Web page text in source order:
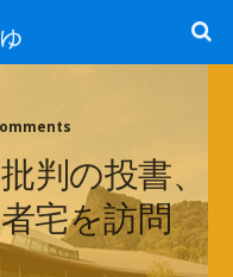
判の投書、
宅を訪問